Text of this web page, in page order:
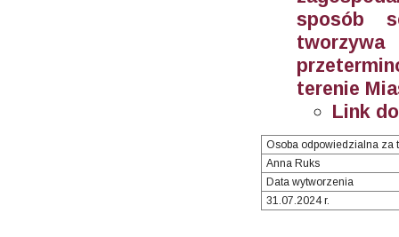
sposób
terenie
Link
Osoba odpowiedzialna za
Anna Ruks
Data wytworzenia
31.07.2024 r.